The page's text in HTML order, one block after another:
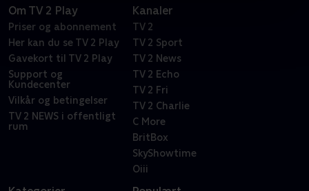
Om TV 2 Play
Priser og abonnement
Her kan du se TV 2 Play
Gavekort til TV 2 Play
Support og
Kundecenter
Vilkår og betingelser
TV 2 NEWS i offentligt
rum
Kanaler
TV 2
TV 2 Sport
TV 2 News
TV 2 Echo
TV 2 Fri
TV 2 Charlie
C More
BritBox
SkyShowtime
Oiii